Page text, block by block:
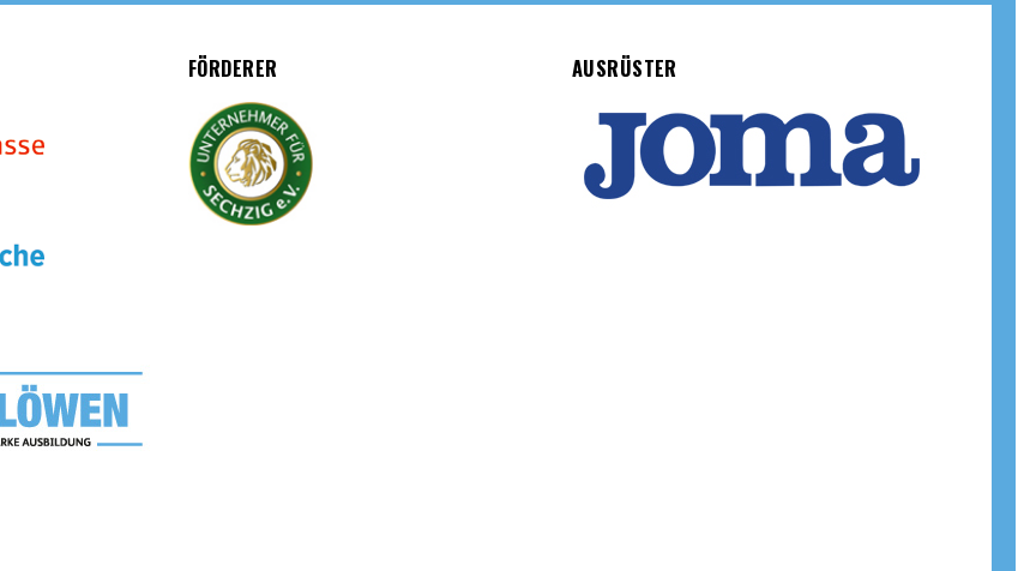
FÖRDERER AUSRÜSTER